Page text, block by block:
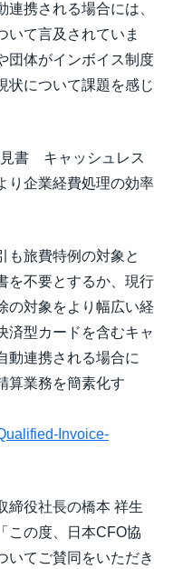
携される場合には、
いて言及されていま
団体がインボイス制度
状について課題を感じ
書 キャッシュレス
り企業経費処理の効率
も旅費特例の対象と
を不要とするか、現行
の対象をより幅広い経
済型カードを含むキャ
動連携される場合に
算業務を簡素化す
Invoice-
役社長の橋本 祥生
この度、日本CFO協
いてご賛同をいただき